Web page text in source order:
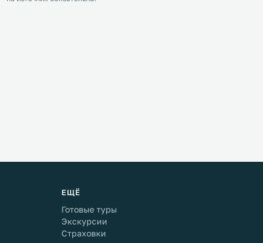
ЕЩЁ
Готовые туры
Экскурсии
Страховки